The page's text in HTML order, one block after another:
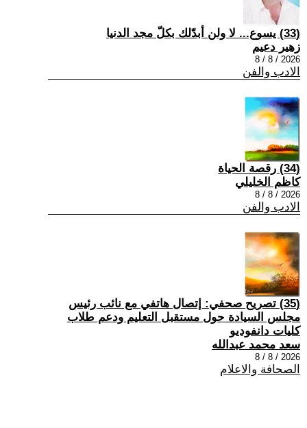
(33) يسوع... لا ولن أبدّلك بكلّ مجد الدنيا
زهير دعيم
2026 / 8 / 8
الادب والفن
(34) رقصة الحياة
كاظم الخليلي
2026 / 8 / 8
الادب والفن
(35) تصريح صحفي: إتصال هاتفي مع نائب رئيس
مجلس السيادة حول مستقبل التعليم ودعم طلاب
كليات دانفوديو
سعد محمد عبدالله
2026 / 8 / 8
الصحافة والاعلام